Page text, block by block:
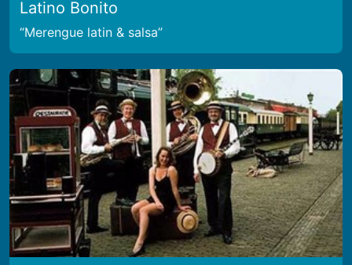
Latino Bonito
Merengue latin & salsa